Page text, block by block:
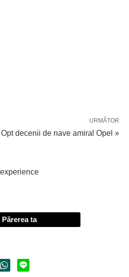
URMĂTOR
Opt decenii de nave amiral Opel »
Părerea ta